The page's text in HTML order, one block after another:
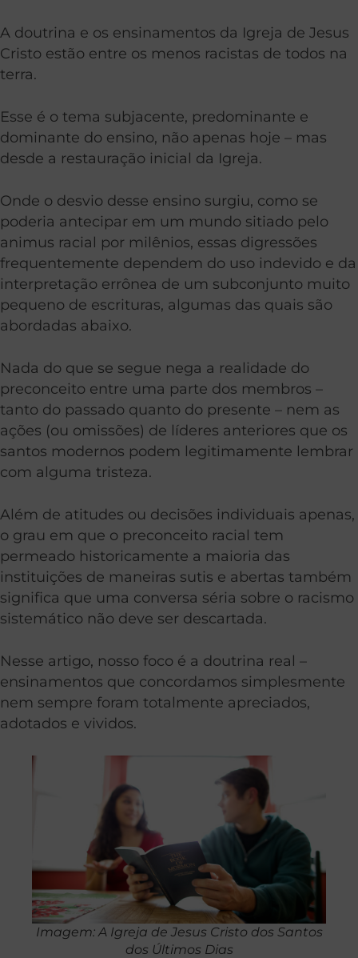
A doutrina e os ensinamentos da Igreja de Jesus
Cristo estão entre os menos racistas de todos na
terra.
Esse é o tema subjacente, predominante e
dominante do ensino, não apenas hoje – mas
desde a restauração inicial da Igreja.
Onde o desvio desse ensino surgiu, como se
poderia antecipar em um mundo sitiado pelo
animus racial por milênios, essas digressões
frequentemente dependem do uso indevido e da
interpretação errônea de um subconjunto muito
pequeno de escrituras, algumas das quais são
abordadas abaixo.
Nada do que se segue nega a realidade do
preconceito entre uma parte dos membros –
tanto do passado quanto do presente – nem as
ações (ou omissões) de líderes anteriores que os
santos modernos podem legitimamente lembrar
com alguma tristeza.
Além de atitudes ou decisões individuais apenas,
o grau em que o preconceito racial tem
permeado historicamente a maioria das
instituições de maneiras sutis e abertas também
significa que uma conversa séria sobre o racismo
sistemático não deve ser descartada.
Nesse artigo, nosso foco é a doutrina real –
ensinamentos que concordamos simplesmente
nem sempre foram totalmente apreciados,
adotados e vividos.
Imagem: A Igreja de Jesus Cristo dos Santos
dos Últimos Dias